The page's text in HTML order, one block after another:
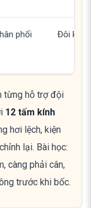
phối Đôi khi
từng hỗ trợ đội
12 tấm kính
hơi lệch, kiện
lại. Bài học:
càng phải cân,
trước khi bốc.